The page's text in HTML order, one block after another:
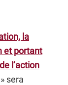
la
et portant
l’action
sera